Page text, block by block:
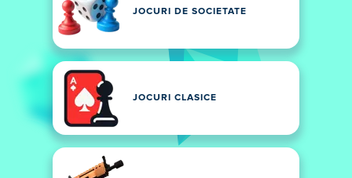
JOCURI DE SOCIETATE
JOCURI CLASICE